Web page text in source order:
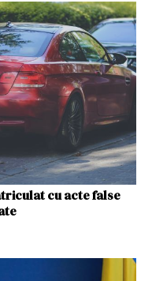
cu acte false